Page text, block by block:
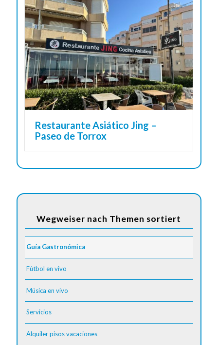
Restaurante Asiático Jing –
Paseo de Torrox
Wegweiser nach Themen sortiert
Guía Gastronómica
Fútbol en vivo
Música en vivo
Servicios
Alquiler pisos vacaciones